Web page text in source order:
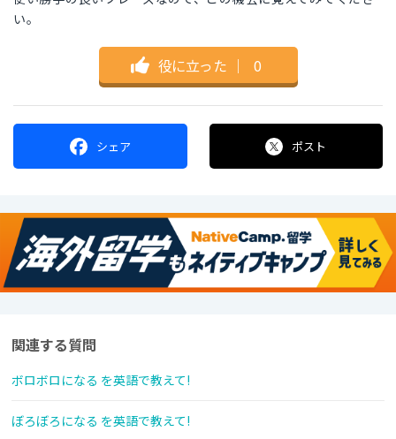
い。
役に立った ｜ 0
シェア ポスト
関連する質問
ボロボロになる を英語で教えて!
ぼろぼろになる を英語で教えて!